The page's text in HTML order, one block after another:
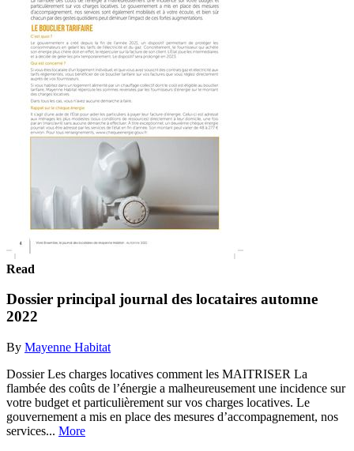
Read
Dossier principal journal des locataires automne
2022
By Mayenne Habitat
Dossier Les charges locatives comment les MAITRISER La
flambée des coûts de l’énergie a malheureusement une incidence sur
votre budget et particulièrement sur vos charges locatives. Le
gouvernement a mis en place des mesures d’accompagnement, nos
services... More